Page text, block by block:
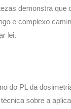
demonstra que
e complexo
lei.
do PL da
sobre a